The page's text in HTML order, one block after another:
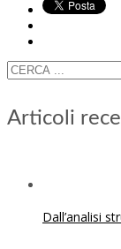
Articoli
Dall’analisi